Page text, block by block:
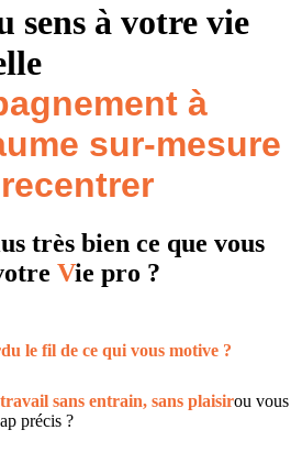
sens à votre vie
à
sur-mesure
très bien ce que vous
Vie pro ?
le fil de ce qui vous motive ?
sans entrain, sans plaisirou vous
précis ?